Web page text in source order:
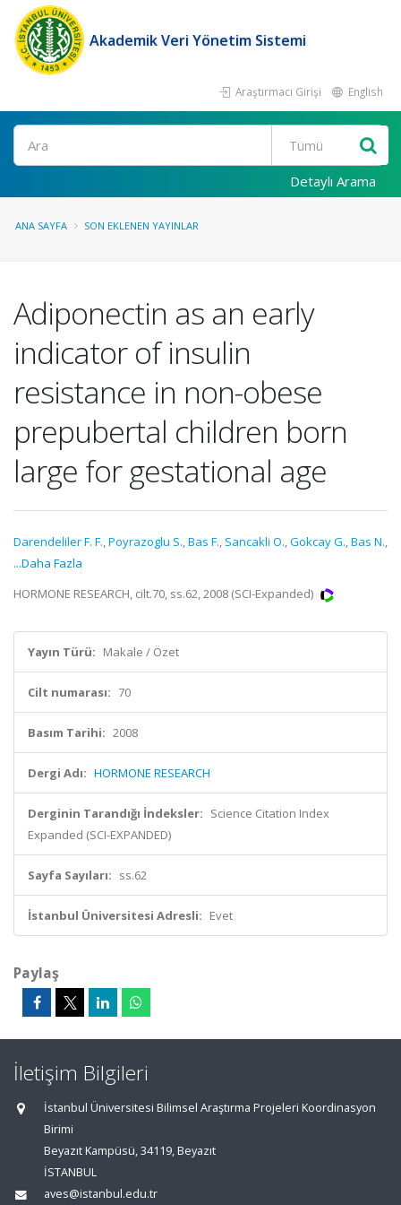
Akademik Veri Yönetim Sistemi
Araştırmacı Girişi English
Ara
Detaylı Arama
ANA SAYFA SON EKLENEN YAYINLAR
Adiponectin as an early
indicator of insulin
resistance in non-obese
prepubertal children born
large for gestational age
Darendeliler F. F.,Poyrazoglu S.,Bas F., Sancakli O.,Gokcay G.,Bas N.,
...Daha Fazla
HORMONE RESEARCH, cilt.70, ss.62, 2008 (SCI-Expanded)
Yayın Türü: Makale / Özet
Cilt numarası: 70
Basım Tarihi: 2008
Dergi Adı: HORMONE RESEARCH
Derginin Tarandığı İndeksler: Science Citation Index
Expanded (SCI-EXPANDED)
Sayfa Sayıları: ss.62
İstanbul Üniversitesi Adresli: Evet
Paylaş
İletişim Bilgileri
İstanbul Üniversitesi Bilimsel Araştırma Projeleri Koordinasyon
Birimi
Beyazıt Kampüsü, 34119, Beyazıt
İSTANBUL
aves@istanbul.edu.tr